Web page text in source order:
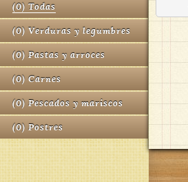
(0) Todas
(0) Verduras y legumbres
(0) Pastas y arroces
(0) Carnes
(0) Pescados y mariscos
(0) Postres